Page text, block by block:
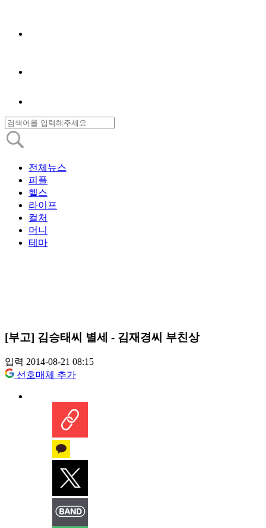
전체뉴스
피플
헬스
라이프
컬처
머니
테마
[부고] 김승태씨 별세 - 김재경씨 부친상
입력 2014-08-21 08:15
선호매체 추가